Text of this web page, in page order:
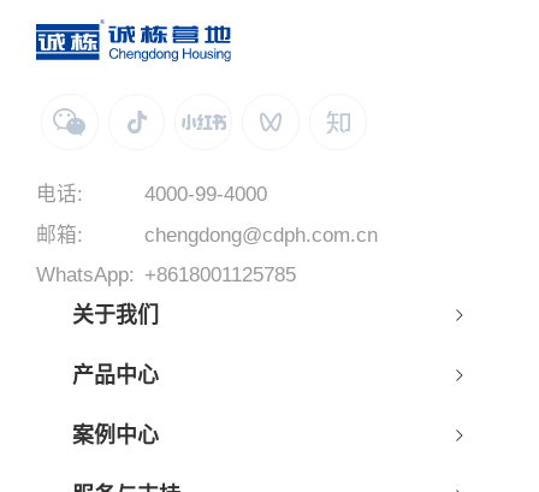
电话:
4000-99-4000
邮箱:
chengdong@cdph.com.cn
WhatsApp: +8618001125785
关于我们
产品中心
案例中心